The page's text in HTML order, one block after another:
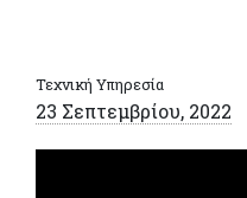
Τεχνική Υπηρεσία
23 Σεπτεμβρίου, 2022